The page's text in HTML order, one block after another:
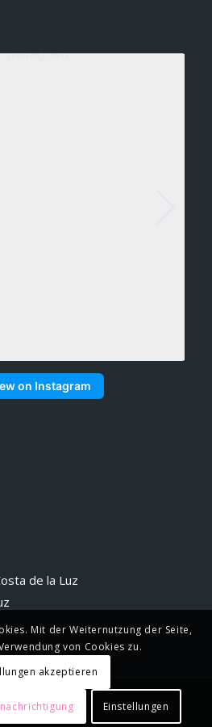
on Instagram
de la Luz
Mit der Weiternutzung der Seite,
von Cookies zu.
akzeptieren
Einstellungen